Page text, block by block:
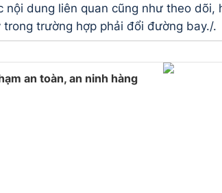
dung liên quan cũng như theo dõi,
trường hợp phải đổi đường bay./.
an toàn, an ninh hàng